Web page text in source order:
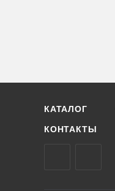
КАТАЛОГ
КОНТАКТЫ